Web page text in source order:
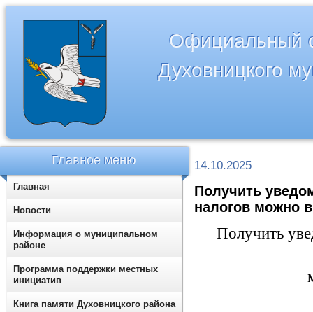
Официальный
Духовницкого
14.10.2025
Получить
налогов можно
Получить
Главное меню
Главная
Новости
Информация о муниципальном
районе
Программа поддержки местных
инициатив
Книга памяти Духовницкого района